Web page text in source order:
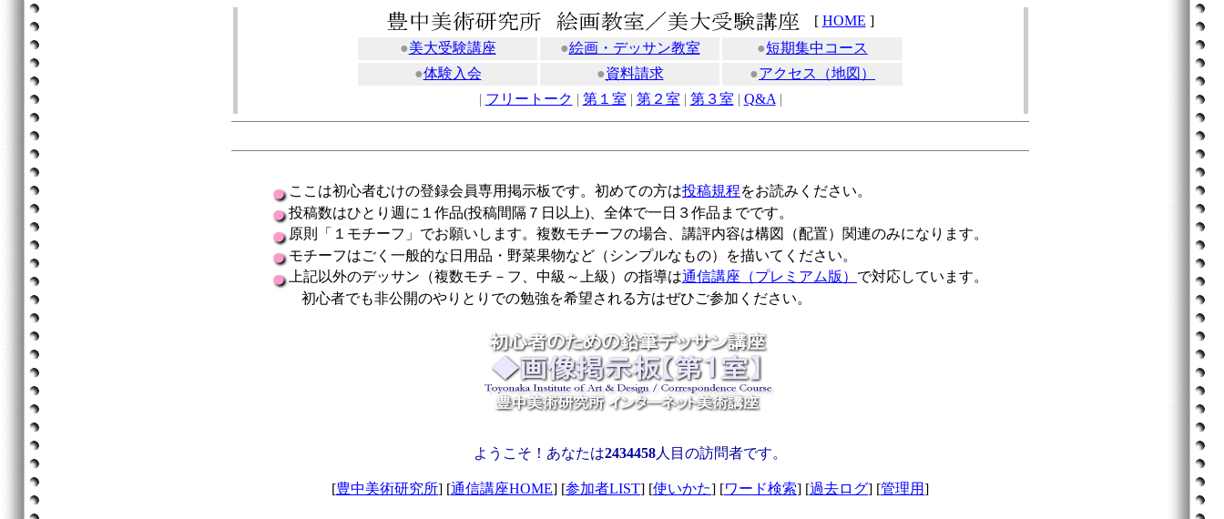
[ HOME ]
●美大受験講座 ●絵画・デッサン教室 ●短期集中コース
●体験入会 ●資料請求 ●アクセス（地図）
| フリートーク | 第１室 | 第２室 | 第３室 | Q&A |
ここは初心者むけの登録会員専用掲示板です。初めての方は投稿規程をお読みください。
投稿数はひとり週に１作品(投稿間隔７日以上)、全体で一日３作品までです。
原則「１モチーフ」でお願いします。複数モチーフの場合、講評内容は構図（配置）関連のみになります。
モチーフはごく一般的な日用品・野菜果物など（シンプルなもの）を描いてください。
上記以外のデッサン（複数モチ－フ、中級～上級）の指導は通信講座（プレミアム版） で対応しています。
初心者でも非公開のやりとりでの勉強を希望される方はぜひご参加ください。
ようこそ！あなたは2434458人目の訪問者です。
[豊中美術研究所] [通信講座HOME] [参加者LIST] [使いかた] [ワード検索] [過去ログ] [管理用]